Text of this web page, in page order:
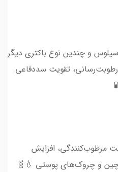
و چندین نوع باکتری دیگر
تقویت سددفاعی
مرطوب‌کنندگی، افزایش
و چروک‌های پوستی 💧🧬